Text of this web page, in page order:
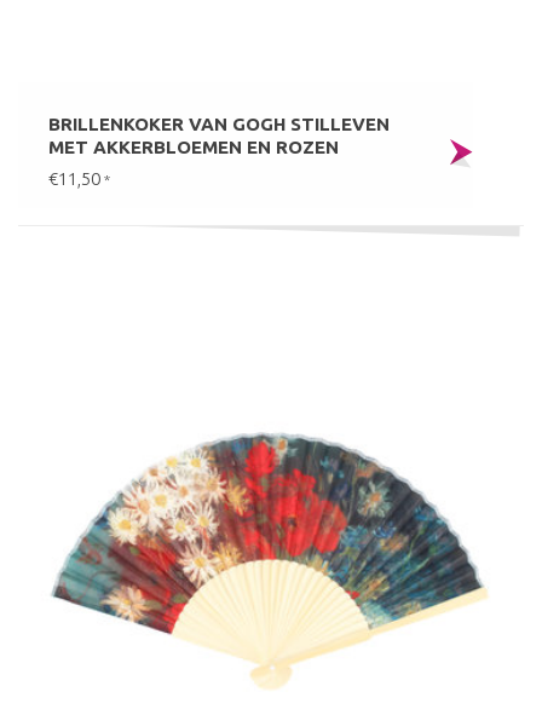
BRILLENKOKER VAN GOGH STILLEVEN
MET AKKERBLOEMEN EN ROZEN
€11,50 *